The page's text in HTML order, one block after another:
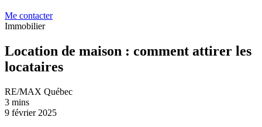
Me contacter
Immobilier
Location de maison : comment attirer les
locataires
RE/MAX Québec
3 mins
9 février 2025